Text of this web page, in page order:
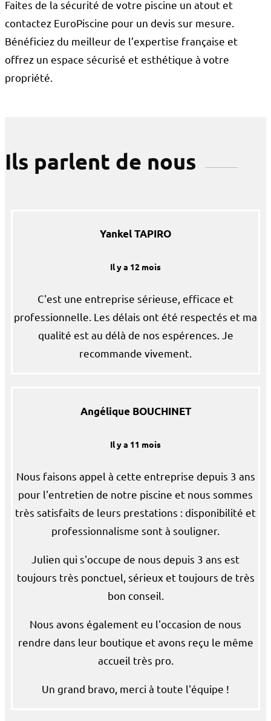
Faites de la sécurité de votre piscine un atout et
contactez EuroPiscine pour un devis sur mesure.
Bénéficiez du meilleur de l’expertise française et
offrez un espace sécurisé et esthétique à votre
propriété.
Ils parlent de nous
Yankel TAPIRO
Il y a 12 mois
C'est une entreprise sérieuse, efficace et
professionnelle. Les délais ont été respectés et ma
qualité est au délà de nos espérences. Je
recommande vivement.
Angélique BOUCHINET
Il y a 11 mois
Nous faisons appel à cette entreprise depuis 3 ans
pour l'entretien de notre piscine et nous sommes
très satisfaits de leurs prestations : disponibilité et
professionnalisme sont à souligner.
Julien qui s'occupe de nous depuis 3 ans est
toujours très ponctuel, sérieux et toujours de très
bon conseil.
Nous avons également eu l'occasion de nous
rendre dans leur boutique et avons reçu le même
accueil très pro.
Un grand bravo, merci à toute l'équipe !